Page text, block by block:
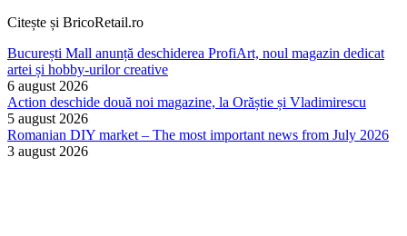
Citește și BricoRetail.ro
București Mall anunță deschiderea ProfiArt, noul magazin dedicat
artei și hobby-urilor creative
6 august 2026
Action deschide două noi magazine, la Orăștie și Vladimirescu
5 august 2026
Romanian DIY market – The most important news from July 2026
3 august 2026